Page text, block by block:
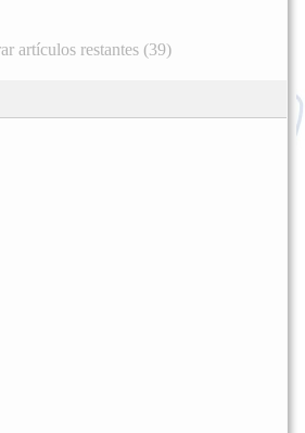
artículos restantes (39)